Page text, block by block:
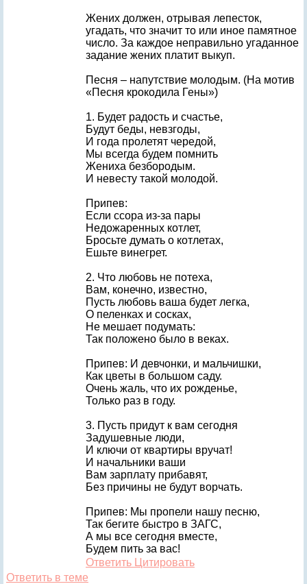
Жених должен, отрывая лепесток,
угадать, что значит то или иное памятное
число. За каждое неправильно угаданное
задание жених платит выкуп.
Песня – напутствие молодым. (На мотив
«Песня крокодила Гены»)
1. Будет радость и счастье,
Будут беды, невзгоды,
И года пролетят чередой,
Мы всегда будем помнить
Жениха безбородым.
И невесту такой молодой.
Припев:
Если ссора из-за пары
Недожаренных котлет,
Бросьте думать о котлетах,
Ешьте винегрет.
2. Что любовь не потеха,
Вам, конечно, известно,
Пусть любовь ваша будет легка,
О пеленках и сосках,
Не мешает подумать:
Так положено было в веках.
Припев: И девчонки, и мальчишки,
Как цветы в большом саду.
Очень жаль, что их рожденье,
Только раз в году.
3. Пусть придут к вам сегодня
Задушевные люди,
И ключи от квартиры вручат!
И начальники ваши
Вам зарплату прибавят,
Без причины не будут ворчать.
Припев: Мы пропели нашу песню,
Так бегите быстро в ЗАГС,
А мы все сегодня вместе,
Будем пить за вас!
Ответить Цитировать
Ответить в теме